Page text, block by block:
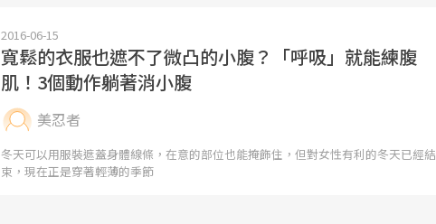
2016-06-15
寬鬆的衣服也遮不了微凸的小腹？「呼吸」就能練腹
肌！3個動作躺著消小腹
美忍者
冬天可以用服裝遮蓋身體線條，在意的部位也能掩飾住，但對女性有利的冬天已經結
束，現在正是穿著輕薄的季節